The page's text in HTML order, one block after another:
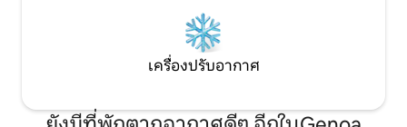
เครื่องปรับอากาศ